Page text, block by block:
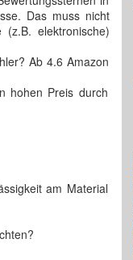
Das muss nicht
elektronische)
Ab 4.6 Amazon
hohen Preis durch
am Material